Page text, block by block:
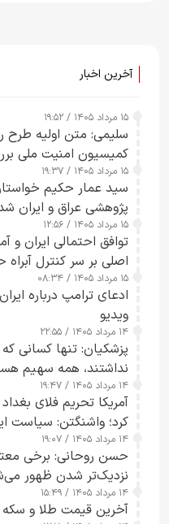
آخرین اخبار
۱۵ مرداد ۱۴۰۵ / ۱۹:۵۲
سلیمی: متن اولیه طرح
کمیسیون امنیت ملی
۱۵ مرداد ۱۴۰۵ / ۱۹:۳۷
سید عمار حکیم
پژوهشی عراق و ایران
۱۵ مرداد ۱۴۰۵ / ۱۲:۵۶
توافق احتمالی ایران و
اصلی بر سر کنترل آبراه
۱۵ مرداد ۱۴۰۵ / ۰۸:۳۴
ادعای ترامپ درباره
ویدیو
۱۴ مرداد ۱۴۰۵ / ۲۲:۵۵
پزشکیان: تنها کسانی که
نداشتند، همه سهیم
۱۴ مرداد ۱۴۰۵ / ۱۹:۴۷
آمریکا تحریم فلای
کرد؛ واشنگتن: سیاست
۱۴ مرداد ۱۴۰۵ / ۱۹:۰۷
حسن روحانی: برخی
نزدیک‌تر شدن ظهور
۱۴ مرداد ۱۴۰۵ / ۱۵:۴۹
آخرین قیمت طلا و سکه در 14 مرداد+